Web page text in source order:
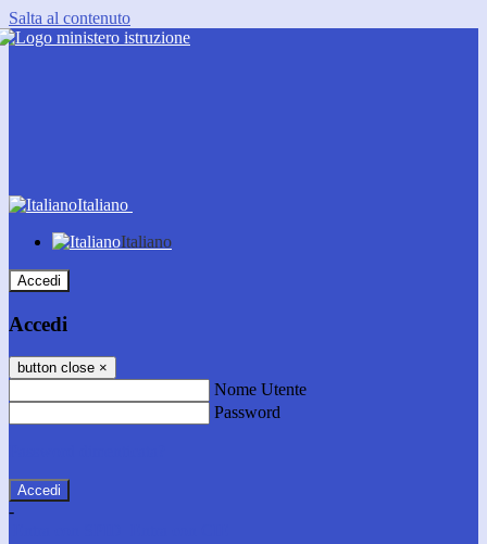
Salta al contenuto
Italiano
Italiano
Accedi
Accedi
button close ×
Nome Utente
Password
-